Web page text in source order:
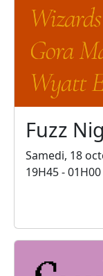
Fuzz
Samedi, 18
19H45 - 01H00